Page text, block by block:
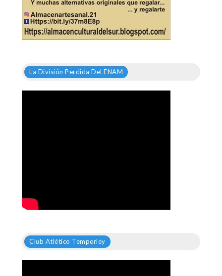
La División Perdida Del ENAM
Club Atlético Temperley